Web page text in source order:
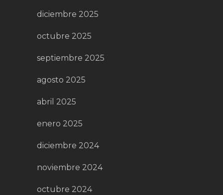
diciembre 2025
octubre 2025
septiembre 2025
agosto 2025
abril 2025
enero 2025
diciembre 2024
noviembre 2024
octubre 2024